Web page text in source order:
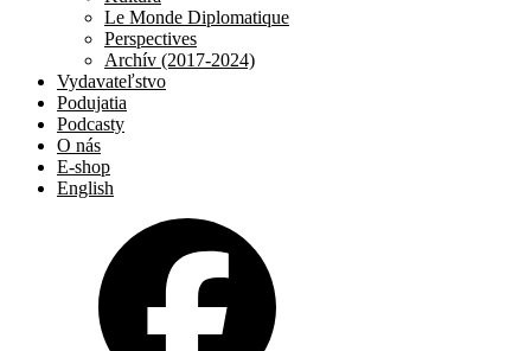
Le Monde Diplomatique
Perspectives
Archív (2017-2024)
Vydavateľstvo
Podujatia
Podcasty
O nás
E-shop
English